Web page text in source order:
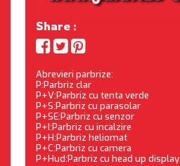
Share :
Abrevieri parbrize:
P:Parbriz clar
P+V:Parbriz cu tenta verde
P+S:Parbriz cu parasolar
P+SE:Parbriz cu senzor
P+I:Parbriz cu incalzire
P+H:Parbriz heliomat
P+C:Parbriz cu camera
P+Hud:Parbriz cu head up display